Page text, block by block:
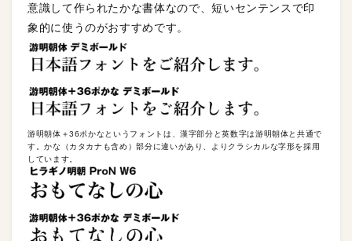
意識して作られたかな書体なので、短いセンテンスで印
象的に使うのがおすすめです。
游明朝体＋36ポかなというフォントは、漢字部分と英数字は游明朝体と共通で
す。かな（カタカナも含め）部分に違いがあり、よりクラシカルな字形を採用
しています。